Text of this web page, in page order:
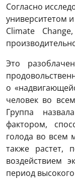
Согласно
университетом
Climate
Это
о
человек во
Группа
фактором,
голода во всем
также растет,
воздействием
период